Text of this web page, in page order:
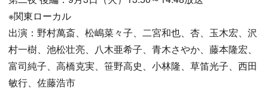
※関東ローカル
出演：野村萬斎、松嶋菜々子、二宮和也、杏、玉木宏、沢
村一樹、池松壮亮、八木亜希子、青木さやか、藤本隆宏、
富司純子、高橋克実、笹野高史、小林隆、草笛光子、西田
敏行、佐藤浩市